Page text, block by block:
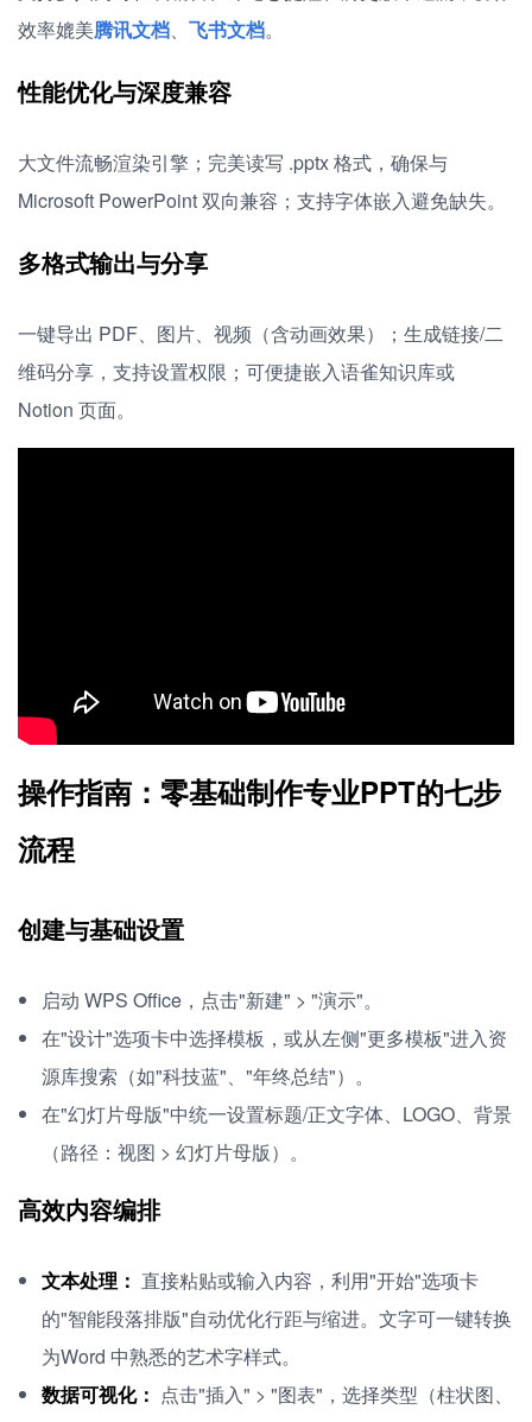
效率媲美腾讯文档、 飞书文档。
性能优化与深度兼容
大文件流畅渲染引擎；完美读写 .pptx 格式，确保与
Microsoft PowerPoint 双向兼容；支持字体嵌入避免缺失。
多格式输出与分享
一键导出 PDF、图片、视频（含动画效果）；生成链接/二
维码分享，支持设置权限；可便捷嵌入语雀知识库或
Notion 页面。
操作指南：零基础制作专业PPT的七步
流程
创建与基础设置
启动 WPS Office，点击"新建" > "演示"。
在"设计"选项卡中选择模板，或从左侧"更多模板"进入资
源库搜索（如"科技蓝"、"年终总结"）。
在"幻灯片母版"中统一设置标题/正文字体、LOGO、背景
（路径：视图 > 幻灯片母版）。
高效内容编排
文本处理： 直接粘贴或输入内容，利用"开始"选项卡
的"智能段落排版"自动优化行距与缩进。文字可一键转换
为Word 中熟悉的艺术字样式。
数据可视化： 点击"插入" > "图表"，选择类型（柱状图、